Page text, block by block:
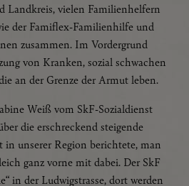
Landkreis, vielen Familienhelfern
der Famiflex-Familienhilfe und
zusammen. Im Vordergrund
von Kranken, sozial schwachen
an der Grenze der Armut leben.
Weiß vom SkF-Sozialdienst
die erschreckend steigende
in unserer Region berichtete, man
ganz vorne mit dabei. Der SkF
in der Ludwigstrasse, dort werden